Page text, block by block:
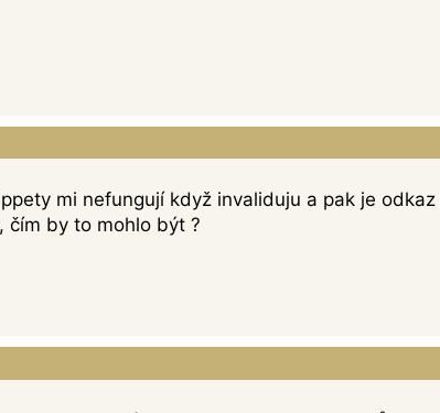
mi nefungují když invaliduju a pak je
čím by to mohlo být ?